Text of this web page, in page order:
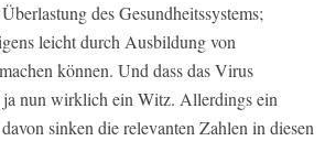
des Gesundheitssystems;
leicht durch Ausbildung von
können. Und dass das Virus
ja nun wirklich ein Witz. Allerdings ein
sinken die relevanten Zahlen in diesen